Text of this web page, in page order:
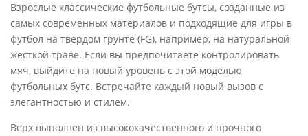
Взрослые классические футбольные бутсы, созданные из
самых современных материалов и подходящие для игры в
футбол на твердом грунте (FG), например, на натуральной
жесткой траве. Если вы предпочитаете контролировать
мяч, выйдите на новый уровень с этой моделью
футбольных бутс. Встречайте каждый новый вызов с
элегантностью и стилем.
Верх выполнен из высококачественного и прочного